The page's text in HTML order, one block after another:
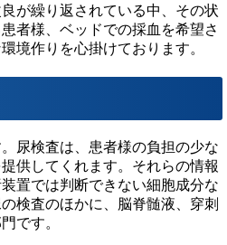
が繰り返されている中、その状
者様、ベッドでの採血を希望さ
境作りを心掛けております。
尿検査は、患者様の負担の少な
供してくれます。それらの情報
置では判断できない細胞成分な
検査のほかに、脳脊髄液、穿刺
です。